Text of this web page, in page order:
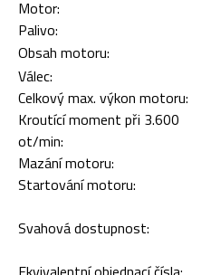
Motor:
Palivo:
Obsah motoru:
Válec:
Celkový max. výkon motoru:
Kroutící moment při 3.600
ot/min:
Mazání motoru:
Startování motoru:
Svahová dostupnost: